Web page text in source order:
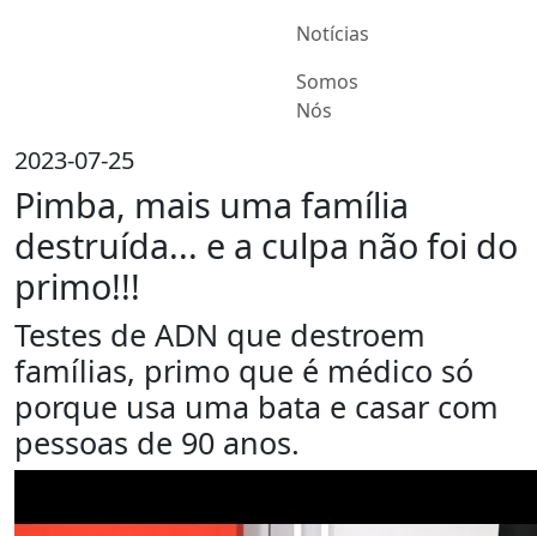
Notícias
Somos
Nós
2023-07-25
Pimba, mais uma família
destruída... e a culpa não foi do
primo!!!
Testes de ADN que destroem
famílias, primo que é médico só
porque usa uma bata e casar com
pessoas de 90 anos.